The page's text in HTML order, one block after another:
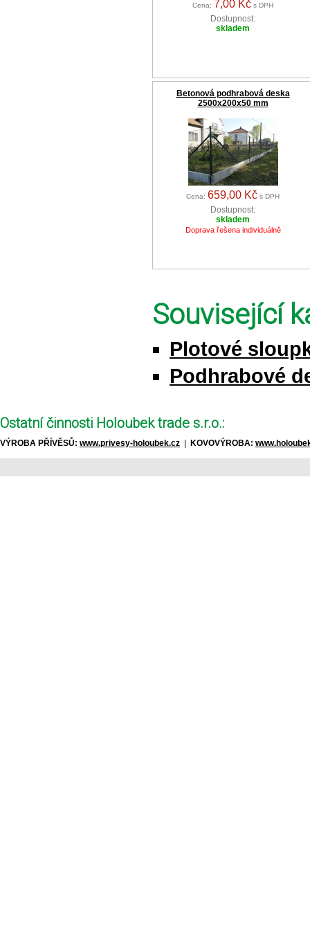
Cena: 7,00 Kč s DPH
Dostupnost:
skladem
Betonová podhrabová deska
2500x200x50 mm
Cena: 659,00 Kč s DPH
Dostupnost:
skladem
Doprava řešena individuálně
Související
Plotové
Podhrabové
Ostatní činnosti Holoubek trade s.r.o.:
VÝROBA PŘÍVĚSŮ: www.privesy-holoubek.cz | KOVOVÝROBA: